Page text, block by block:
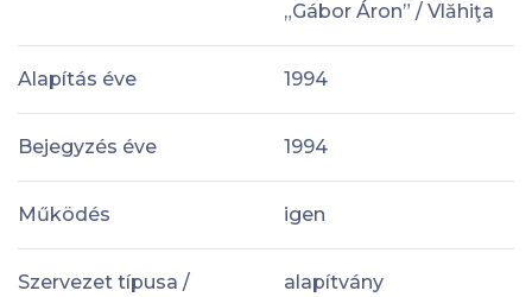
„Gábor Áron” / Vlăhiţa
Alapítás éve 1994
Bejegyzés éve 1994
Működés igen
Szervezet típusa /
alapítvány